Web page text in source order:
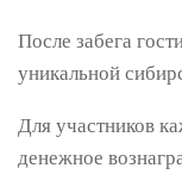
После забега
уникальной
Для участников
денежное